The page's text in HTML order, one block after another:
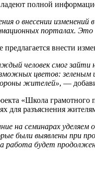
полной
о внесении изменений
порталах. Это
внести
человек смог зайти
цветов: зеленым
жителей», —
«Школа грамотного
для разъяснения
на семинарах
были выявлены при
работа будет